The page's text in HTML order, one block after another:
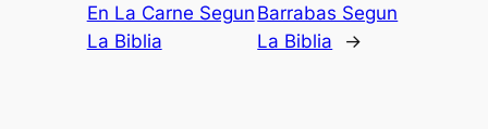
En La Carne Segun
La Biblia
Barrabas Segun
La Biblia
→